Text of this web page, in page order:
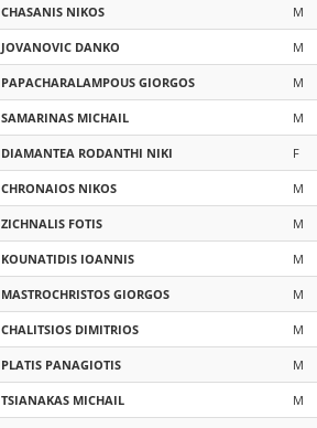
CHASANIS NIKOS M
JOVANOVIC DANKO M
PAPACHARALAMPOUS GIORGOS M
SAMARINAS MICHAIL M
DIAMANTEA RODANTHI NIKI F
CHRONAIOS NIKOS M
ZICHNALIS FOTIS M
KOUNATIDIS IOANNIS M
MASTROCHRISTOS GIORGOS M
CHALITSIOS DIMITRIOS M
PLATIS PANAGIOTIS M
TSIANAKAS MICHAIL M